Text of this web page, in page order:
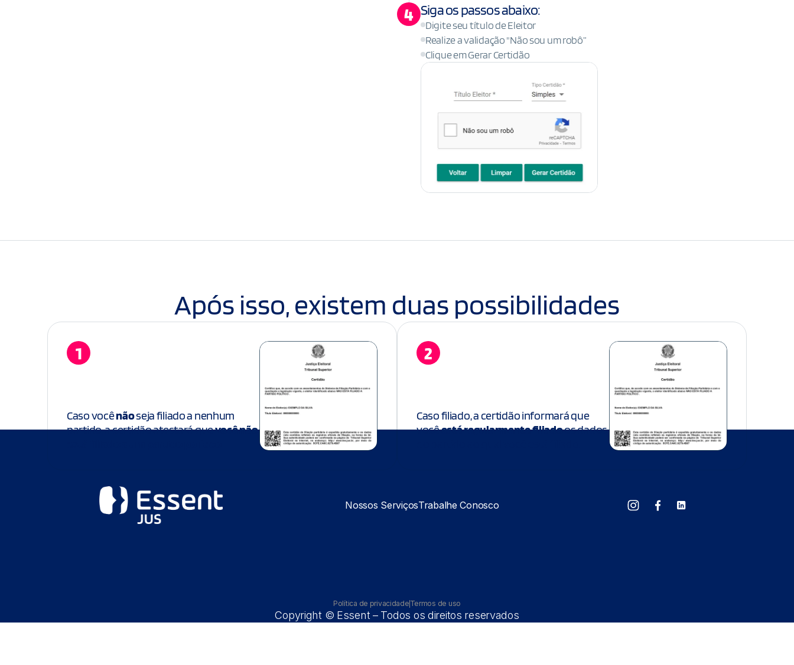
4 Siga os passos abaixo:
Digite seu título de Eleitor
Realize a validação "Não sou um robô”
Clique em Gerar Certidão
Após isso, existem duas possibilidades
1
Caso vocênãoseja filiado a nenhum
partido, a certidão atestará quevocê não
2
Caso filiado, a certidão informará que
vocêestá regularmente filiadoos dados
Nossos ServiçosTrabalhe Conosco
Política de privacidade Termos de uso
Copyright © Essent – Todos os direitos reservados